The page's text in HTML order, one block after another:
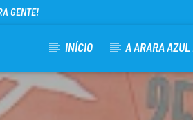
GENTE!
INÍCIO A ARARA AZUL
TRACK
AZUL FM 96,9